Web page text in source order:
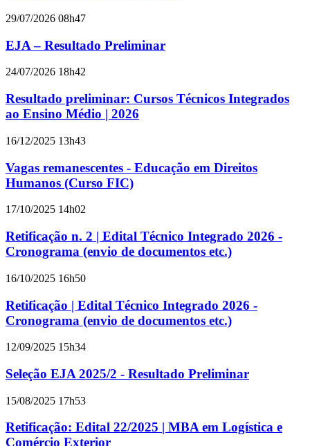
29/07/2026 08h47
EJA – Resultado Preliminar
24/07/2026 18h42
Resultado preliminar: Cursos Técnicos Integrados
ao Ensino Médio | 2026
16/12/2025 13h43
Vagas remanescentes - Educação em Direitos
Humanos (Curso FIC)
17/10/2025 14h02
Retificação n. 2 | Edital Técnico Integrado 2026 -
Cronograma (envio de documentos etc.)
16/10/2025 16h50
Retificação | Edital Técnico Integrado 2026 -
Cronograma (envio de documentos etc.)
12/09/2025 15h34
Seleção EJA 2025/2 - Resultado Preliminar
15/08/2025 17h53
Retificação: Edital 22/2025 | MBA em Logística e
Comércio Exterior